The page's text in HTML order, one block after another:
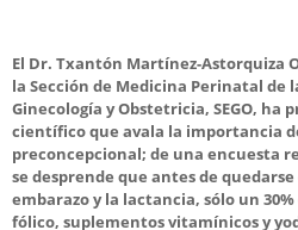
El Dr. Txantón Martínez-Astorquiza
la Sección de Medicina Perinatal de
Ginecología y Obstetricia, SEGO, ha
científico que avala la importancia
preconcepcional; de una encuesta
se desprende que antes de
embarazo y la lactancia, sólo un
fólico, suplementos vitamínicos y